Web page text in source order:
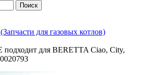
Поиск
для газовых котлов)
подходит для BERETTA Ciao, City,